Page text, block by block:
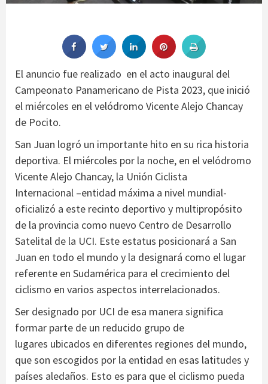
El anuncio fue realizado en el acto inaugural del
Campeonato Panamericano de Pista 2023, que inició
el miércoles en el velódromo Vicente Alejo Chancay
de Pocito.
San Juan logró un importante hito en su rica historia
deportiva. El miércoles por la noche, en el velódromo
Vicente Alejo Chancay, la Unión Ciclista
Internacional –entidad máxima a nivel mundial-
oficializó a este recinto deportivo y multipropósito
de la provincia como nuevo Centro de Desarrollo
Satelital de la UCI. Este estatus posicionará a San
Juan en todo el mundo y la designará como el lugar
referente en Sudamérica para el crecimiento del
ciclismo en varios aspectos interrelacionados.
Ser designado por UCI de esa manera significa
formar parte de un reducido grupo de
lugares ubicados en diferentes regiones del mundo,
que son escogidos por la entidad en esas latitudes y
países aledaños. Esto es para que el ciclismo pueda